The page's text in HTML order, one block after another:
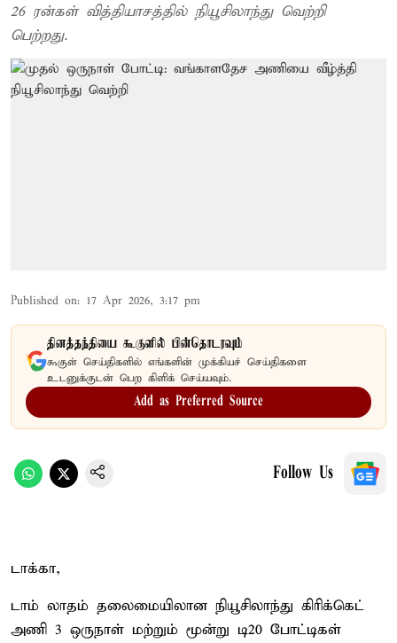
26 ரன்கள் வித்தியாசத்தில் நியூசிலாந்து வெற்றி
பெற்றது.
Published on: 17 Apr 2026, 3:17 pm
தினத்தந்தியை கூகுளில் பின்தொடரவும்
கூகுள் செய்திகளில் எங்களின் முக்கியச் செய்திகளை
உடனுக்குடன் பெற கிளிக் செய்யவும்.
Add as Preferred Source
Follow Us
டாக்கா,
டாம் லாதம் தலைமையிலான நியூசிலாந்து கிரிக்கெட்
அணி 3 ஒருநாள் மற்றும் மூன்று டி20 போட்டிகள்